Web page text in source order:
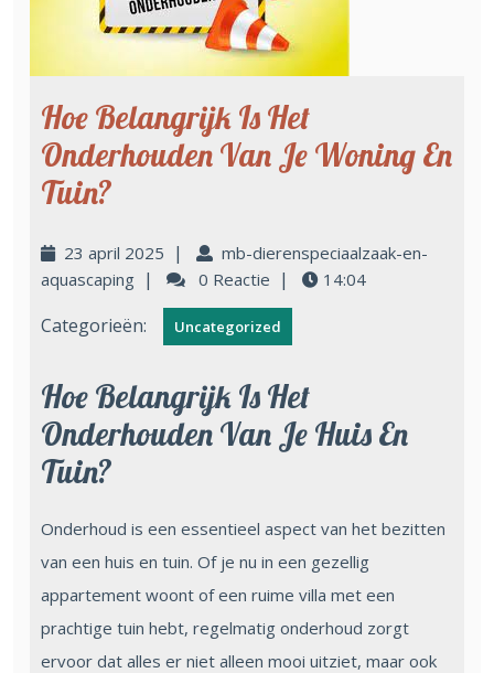
Hoe Belangrijk Is Het
Onderhouden Van Je Woning En
Tuin?
23 april 2025 |
mb-dierenspeciaalzaak-en-
aquascaping | 0 Reactie | 14:04
Categorieën: Uncategorized
Hoe Belangrijk Is Het
Onderhouden Van Je Huis En
Tuin?
Onderhoud is een essentieel aspect van het bezitten
van een huis en tuin. Of je nu in een gezellig
appartement woont of een ruime villa met een
prachtige tuin hebt, regelmatig onderhoud zorgt
ervoor dat alles er niet alleen mooi uitziet, maar ook